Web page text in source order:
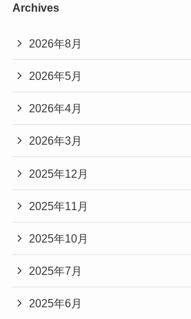
Archives
2026年8月
2026年5月
2026年4月
2026年3月
2025年12月
2025年11月
2025年10月
2025年7月
2025年6月